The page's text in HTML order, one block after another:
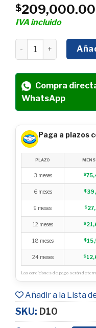
$209,000.00
IVA incluido
RODILLO
Compra
WhatsApp
Paga a plazos
PLAZO
3 meses $
6 meses $
9 meses $
12 meses $
18 meses $
24 meses $
Las condiciones de pago serán
Añadir a la Lista
SKU: D10